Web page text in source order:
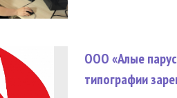
ООО «Алые
типографии